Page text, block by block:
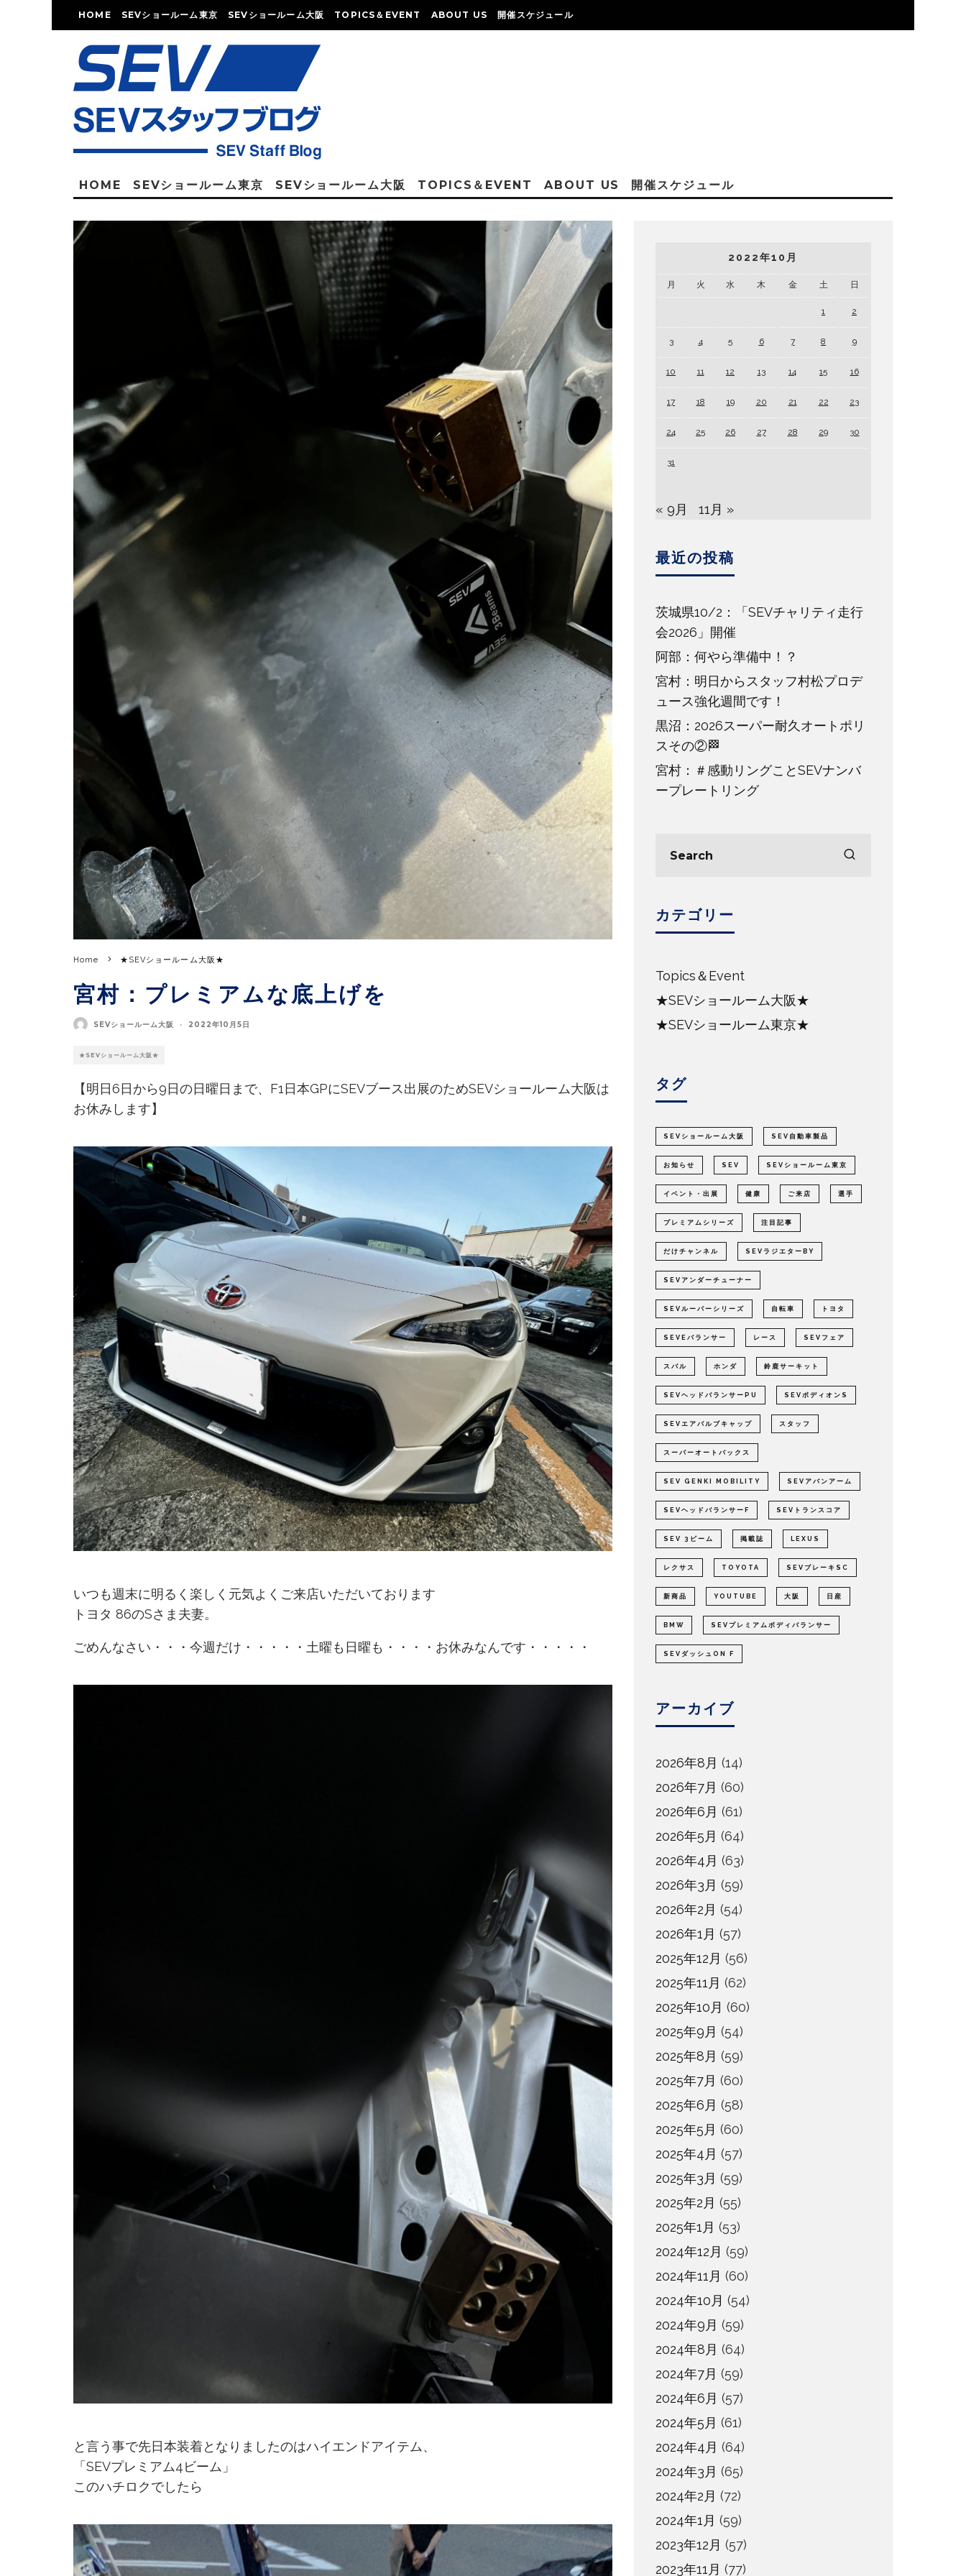
HOME SEVショールーム東京 SEVショールーム大阪 TOPICS＆EVENT ABOUT US 開催スケジュール
HOME SEVショールーム東京 SEVショールーム大阪 TOPICS＆EVENT ABOUT US 開催スケジュール
Home ★SEVショールーム大阪★
宮村：プレミアムな底上げを
SEVショールーム大阪 · 2022年10月5日
★SEVショールーム大阪★
【明日6日から9日の日曜日まで、F1日本GPにSEVブース出展のためSEVショールーム大阪は
お休みします】
いつも週末に明るく楽しく元気よくご来店いただいております
トヨタ 86のSさま夫妻。
ごめんなさい・・・今週だけ・・・・・土曜も日曜も・・・・お休みなんです・・・・・
と言う事で先日本装着となりましたのはハイエンドアイテム、
「SEVプレミアム4ビーム」
このハチロクでしたら
2022年10月
月 火 水 木 金 土 日
1 2
3 4 5 6 7 8 9
10 11 12 13 14 15 16
17 18 19 20 21 22 23
24 25 26 27 28 29 30
31
« 9月 11月 »
最近の投稿
茨城県10/2：「SEVチャリティ走行
会2026」開催
阿部：何やら準備中！？
宮村：明日からスタッフ村松プロデ
ュース強化週間です！
黒沼：2026スーパー耐久オートポリ
スその②🏁
宮村：＃感動リングことSEVナンバ
ープレートリング
カテゴリー
Topics＆Event
★SEVショールーム大阪★
★SEVショールーム東京★
タグ
SEVショールーム大阪 SEV自動車製品
お知らせ SEV SEVショールーム東京
イベント・出展 健康 ご来店 選手
プレミアムシリーズ 注目記事
だけチャンネル SEVラジエターBY
SEVアンダーチューナー
SEVルーパーシリーズ 自転車 トヨタ
SEVEバランサー レース SEVフェア
スバル ホンダ 鈴鹿サーキット
SEVヘッドバランサーPU SEVボディオンS
SEVエアバルブキャップ スタッフ
スーパーオートバックス
SEV GENKI MOBILITY SEVアバンアーム
SEVヘッドバランサーF SEVトランスコア
SEV 3ビーム 掲載誌 LEXUS
レクサス TOYOTA SEVブレーキSC
新商品 YOUTUBE 大阪 日産
BMW SEVプレミアムボディバランサー
SEVダッシュON F
アーカイブ
2026年8月 (14)
2026年7月 (60)
2026年6月 (61)
2026年5月 (64)
2026年4月 (63)
2026年3月 (59)
2026年2月 (54)
2026年1月 (57)
2025年12月 (56)
2025年11月 (62)
2025年10月 (60)
2025年9月 (54)
2025年8月 (59)
2025年7月 (60)
2025年6月 (58)
2025年5月 (60)
2025年4月 (57)
2025年3月 (59)
2025年2月 (55)
2025年1月 (53)
2024年12月 (59)
2024年11月 (60)
2024年10月 (54)
2024年9月 (59)
2024年8月 (64)
2024年7月 (59)
2024年6月 (57)
2024年5月 (61)
2024年4月 (64)
2024年3月 (65)
2024年2月 (72)
2024年1月 (59)
2023年12月 (57)
2023年11月 (77)